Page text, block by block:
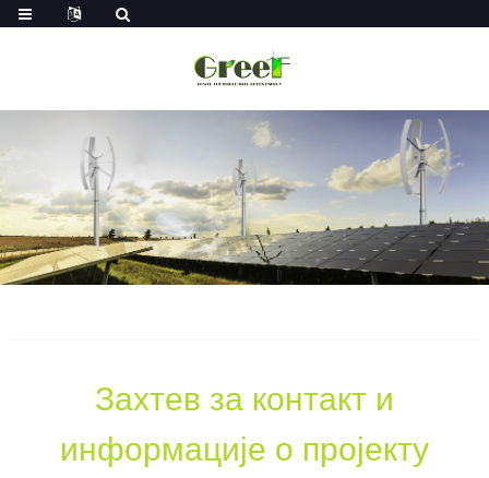
Захтев за контакт и
информације о пројекту